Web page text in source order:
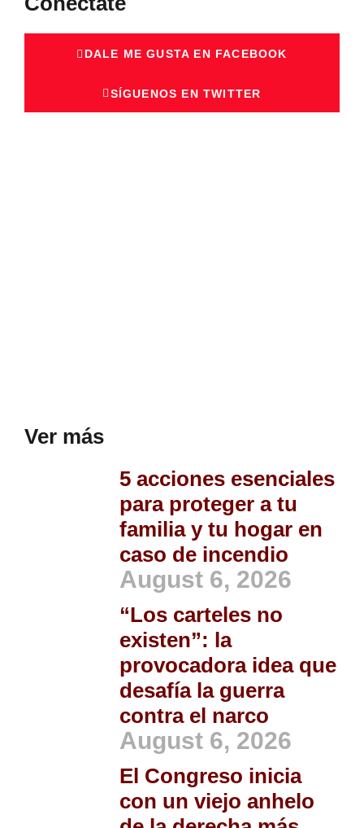
DALE ME GUSTA EN FACEBOOK
SÍGUENOS EN TWITTER
Ver más
5 acciones esenciales
para proteger a tu
familia y tu hogar en
caso de incendio
August 6, 2026
“Los carteles no
existen”: la
provocadora idea que
desafía la guerra
contra el narco
August 6, 2026
El Congreso inicia
con un viejo anhelo